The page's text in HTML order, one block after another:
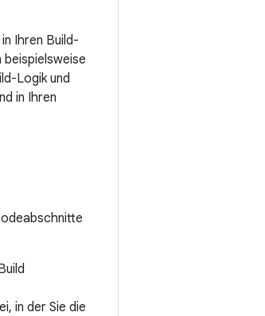
Ihren Build-
beispielsweise
Logik und
in Ihren
in der Sie die